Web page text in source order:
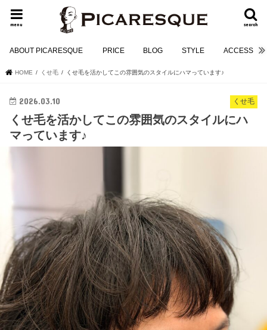
search
menu
ABOUT PICARESQUE PRICE BLOG STYLE ACCESS
HOME くせ毛 くせ毛を活かしてこの雰囲気のスタイルにハマっています♪
くせ毛
2026.03.10
くせ毛を活かしてこの雰囲気のスタイルにハ
マっています♪